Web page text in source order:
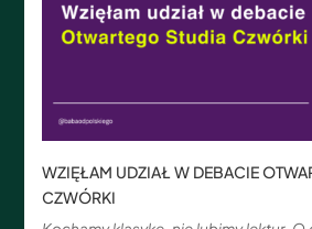
WZIĘŁAM UDZIAŁ W DEBACIE
CZWÓRKI